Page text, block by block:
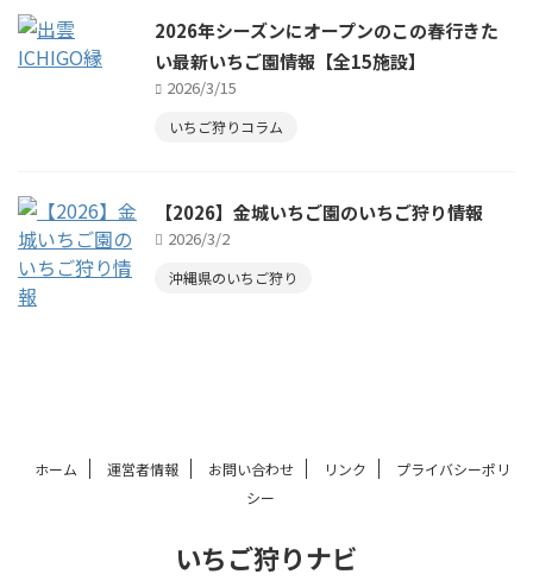
2026年シーズンにオープンのこの春行きた
い最新いちご園情報【全15施設】
2026/3/15
いちご狩りコラム
【2026】金城いちご園のいちご狩り情報
2026/3/2
沖縄県のいちご狩り
ホーム 運営者情報 お問い合わせ リンク
プライバシーポリ
シー
いちご狩りナビ